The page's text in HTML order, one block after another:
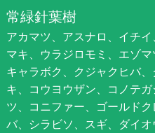
常緑針葉樹
アカマツ、アスナロ、イチ
マキ、ウラジロモミ、エゾマ
キャラボク、クジャクヒバ
キ、コウヨウザン、コノテ
ツ、コニファー、ゴールド
バ、シラビソ、スギ、ダイオ